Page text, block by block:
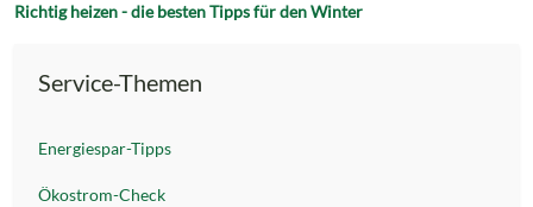
Richtig heizen - die besten Tipps für den Winter
Service-Themen
Energiespar-Tipps
Ökostrom-Check